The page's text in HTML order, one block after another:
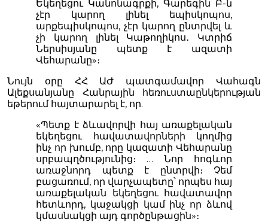
Եկեղեցու Կանոնագրքի, Գարեգին Բ-ն
չէր կարող լինել եպիսկոպոս,
արքեպիսկոպոս, չէր կարող ընտրվել և
չի կարող լինել Կաթողիկոս․ Կտրիճ
Ներսիսյանը պետք է ազատի
Վեհարանը»։
Նույն օրը ՀՀ ԱԺ պատգամավոր Վահագն
Ալեքսանյանը Հանրային հեռուստաընկերության
եթերում հայտարարել է, որ.
«Պետք է ձևավորվի հայ առաքելական
եկեղեցու հավատավորների կողմից
ինչ որ խումբ, որը կազատի Վեհարանը
սրբապղծությունից։ … Նոր հոգևոր
առաջնորդ պետք է ընտրվի։ Չեմ
բացառում, որ վարչապետը՝ որպես հայ
առաքելական եկեղեցու հավատավոր
հետևորդ, կաջակցի կամ ինչ որ ձևով
կմասնակցի այդ գործընթացին»։